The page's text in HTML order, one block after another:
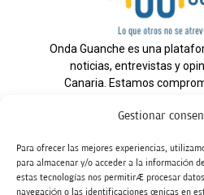
Gestionar
Para ofrecer las mejores experiencias,
para almacenar y/o acceder a la información
estas tecnologías nos permitirá procesar
navegación o las identificaciones únicas en
Onda Guanche es una
noticias, entrevistas y
Canaria. Estamos
nuestra
Todos los derechos reservados.